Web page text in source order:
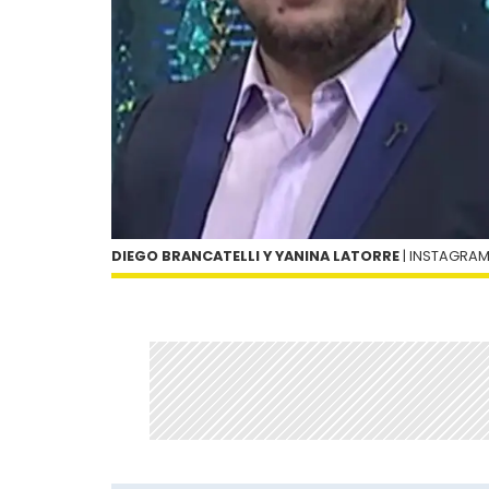
DIEGO BRANCATELLI Y YANINA LATORRE | INSTAGRAM